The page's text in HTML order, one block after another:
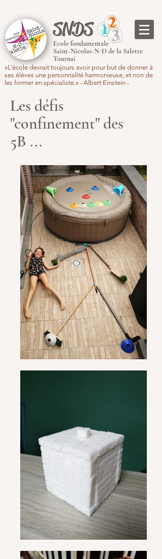
SNDS
Ecole fondamentale
Saint-Nicolas-N-D de la Salette
Tournai
«L’école devrait toujours avoir pour but de donner à
ses élèves une personnalité harmonieuse, et non de
les former en spécialiste.» - Albert Einstein -
Les défis
"confinement" des
5B ...